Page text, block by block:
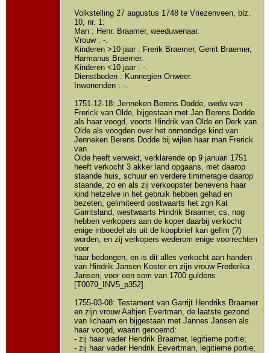
Volkstelling 27 augustus 1748 te Vriezenveen, blz.
10, nr. 1:
Man : Henr. Braamer, weeduwenaar.
Vrouw : -.
Kinderen >10 jaar : Frerik Braemer, Gerrit Braemer,
Harmanus Braemer.
Kinderen <10 jaar : -.
Dienstboden : Kunnegien Onweer.
Inwonenden : -.
1751-12-18: Jenneken Berens Dodde, wedw van
Frerick van Olde, bijgestaan met Jan Berens Dodde
als haar voogd, voorts Hindrik van Olde en Derk van
Olde als voogden over het onmondige kind van
Jenneken Berens Dodde bij wijlen haar man Frerick
van
Olde heeft verwekt, verklarende op 9 januari 1751
heeft verkocht 3 akker land opgaans, met daarop
staande huis, schuur en verdere timmeragie daarop
staande, zo en als zij verkoopster benevens haar
kind hetzelve in het gebruik hebben gehad en
bezeten, gelimiteerd oostwaarts het zgn Kat
Garritsland, westwaarts Hindrik Braamer, cs, nog
hebben verkopers aan de koper daarbij verkocht
enige inboedel als uit de koopbrief kan gefim (?)
worden, en zij verkopers wederom enige voorrechten
voor
haar bedongen, en is dit alles verkocht aan handen
van Hindrik Jansen Koster en zijn vrouw Frederika
Jansen, voor een som van 1700 guldens
[T0079_INV5_p352].
1755-03-08: Testament van Garrijt Hendriks Braamer
en zijn vrouw Aaltjen Evertman, de laatste gezond
van lichaam en bijgestaan met Jannes Jansen als
haar voogd, waarin genoemd:
- zij haar vader Hendrik Braamer, legitieme portie;
- zij haar vader Hendrik Eevertman, legitieme portie;